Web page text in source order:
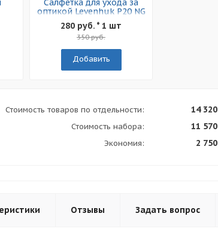
Салфетка для ухода за
оптикой Levenhuk P20 NG
280 руб. * 1 шт
350 руб.
Добавить
Стоимость товаров по отдельности: 14
Стоимость набора: 11
Экономия: 2
Отзывы Задать вопрос